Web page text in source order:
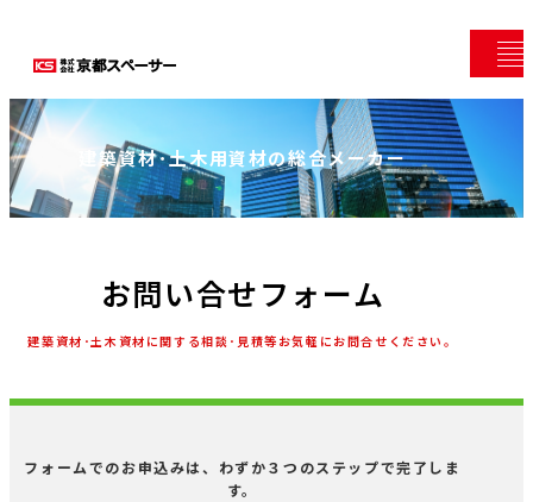
建築資材･土木用資材の総合メーカー
お問い合せフォーム
建築資材･土木資材に関する相談･見積等お気軽にお問合せください。
フォームでのお申込みは、わずか３つのステップで完了しま
す。